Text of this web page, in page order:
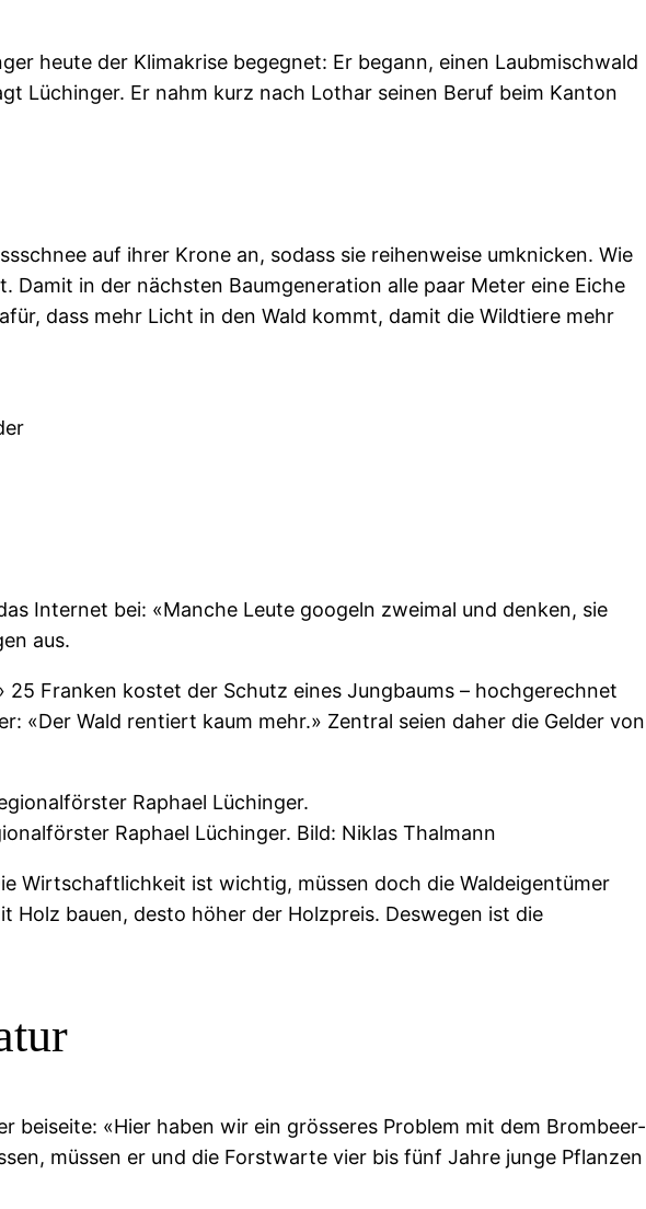
heute der Klimakrise begegnet: Er begann, einen Laubmischwald
Lüchinger. Er nahm kurz nach Lothar seinen Beruf beim Kanton
auf ihrer Krone an, sodass sie reihenweise umknicken. Wie
Damit in der nächsten Baumgeneration alle paar Meter eine Eiche
dass mehr Licht in den Wald kommt, damit die Wildtiere mehr
Internet bei: «Manche Leute googeln zweimal und denken, sie
aus.
Franken kostet der Schutz eines Jungbaums – hochgerechnet
«Der Wald rentiert kaum mehr.» Zentral seien daher die Gelder von
Raphael Lüchinger. Bild: Niklas Thalmann
Wirtschaftlichkeit ist wichtig, müssen doch die Waldeigentümer
Holz bauen, desto höher der Holzpreis. Deswegen ist die
«Hier haben wir ein grösseres Problem mit dem Brombeer-
müssen er und die Forstwarte vier bis fünf Jahre junge Pflanzen